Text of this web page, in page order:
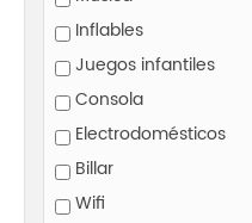
Inflables
Juegos infantiles
Consola
Electrodomésticos
Billar
Wifi